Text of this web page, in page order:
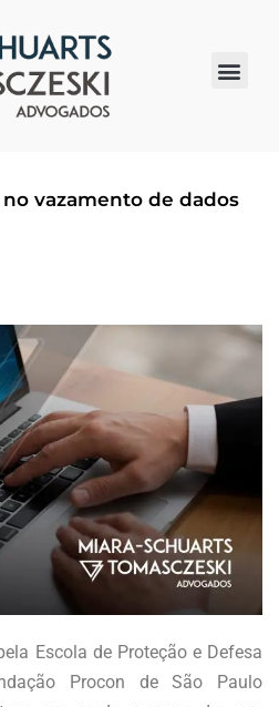
vazamento de dados
Escola de Proteção e Defesa
Procon de São Paulo